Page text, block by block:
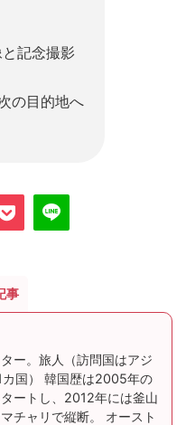
記念撮影
の目的地へ
事
ー。旅人（訪問国はアジ
カ国） 韓国歴は2005年の
ートし、2012年には釜山
リで縦断。 オースト